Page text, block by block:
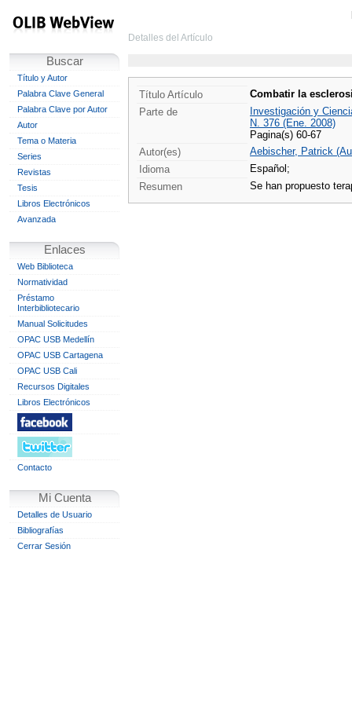
Buscar
Título y Autor
Palabra Clave General
Palabra Clave por Autor
Autor
Tema o Materia
Series
Revistas
Tesis
Libros Electrónicos
Avanzada
Enlaces
Web Biblioteca
Normatividad
Préstamo
Interbibliotecario
Manual Solicitudes
OPAC USB Medellín
OPAC USB Cartagena
OPAC USB Cali
Recursos Digitales
Libros Electrónicos
Contacto
Mi Cuenta
Detalles de Usuario
Bibliografías
Cerrar Sesión
Detalles del Artículo
Título Artículo
Combatir la
Parte de
Investigación y
N. 376 (Ene. 2008)
Pagina(s) 60-67
Autor(es)
Aebischer, Patrick
Idioma
Español;
Resumen
Se han propuesto